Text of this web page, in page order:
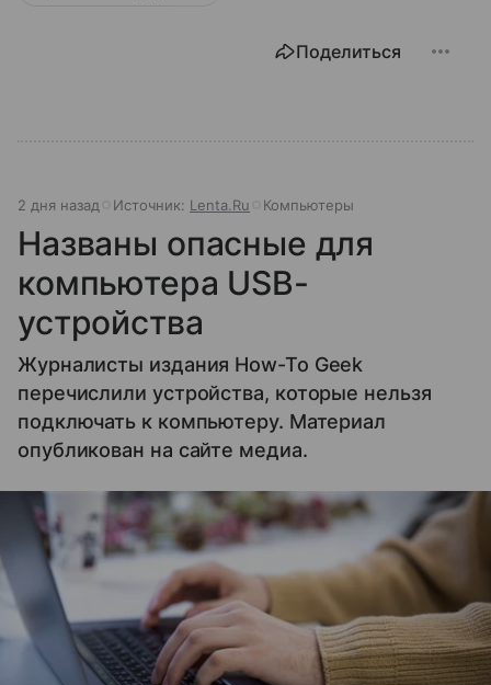
Поделиться
2 дня назад Источник: Lenta.Ru Компьютеры
Названы опасные для
компьютера USB-
устройства
Журналисты издания How-To Geek
перечислили устройства, которые нельзя
подключать к компьютеру. Материал
опубликован на сайте медиа.